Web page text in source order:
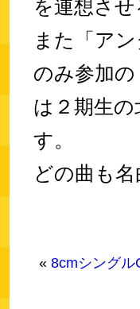
を連想さ
また「ア
のみ参加
は２期生
す。
どの曲も
« 8cmシングル